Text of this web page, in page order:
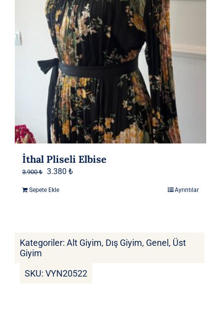
İthal Pliseli Elbise
3.900₺
Orijinal
3.380 ₺Şu
Sepete Ekle Ayrıntılar
Kategoriler: Alt Giyim, Dış Giyim, Genel , Üst
Giyim
SKU: VYN20522